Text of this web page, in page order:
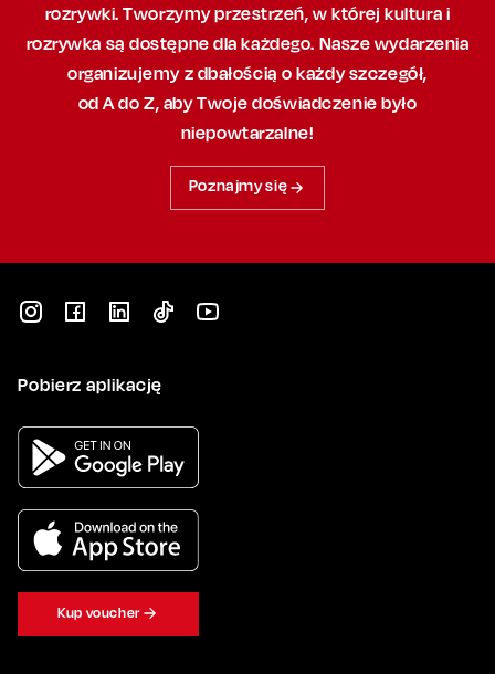
rozrywki. Tworzymy przestrzeń,w której kultura i
rozrywka są dostępne dla każdego. Nasze wydarzenia
organizujemy z dbałością o każdy szczegół,
od A do Z, abyTwoje doświadczenie było
niepowtarzalne!
Poznajmy się
Pobierz aplikację
Kup voucher